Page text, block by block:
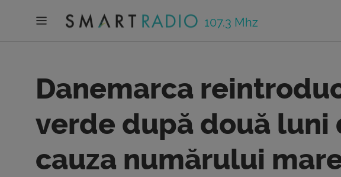
107.3 Mhz
Danemarca
verde după două luni
cauza numărului